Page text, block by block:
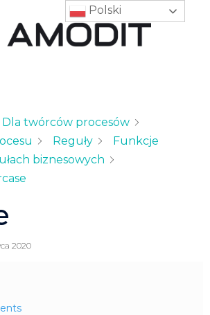
Dla twórców procesów
Reguły
Funkcje
biznesowych
2020
Polski